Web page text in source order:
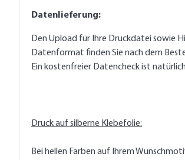
Datenlieferung:
Den Upload für Ihre Druckdatei sowie
Datenformat finden Sie nach dem
Ein kostenfreier Datencheck ist
Druck auf silberne Klebefolie:
Bei hellen Farben auf Ihrem